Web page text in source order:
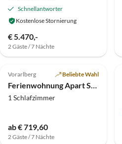
Schnellantworter
Kostenlose Stornierung
€ 5.470,-
2 Gäste / 7 Nächte
Top-Inserat
Vorarlberg Beliebte Wahl
1 Schlafzimmer
ab € 719,60
2 Gäste / 7 Nächte